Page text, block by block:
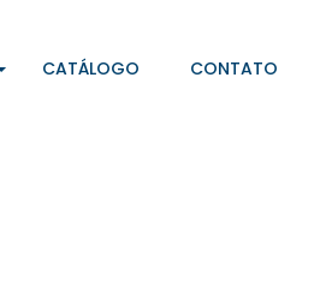
CATÁLOGO CONTATO